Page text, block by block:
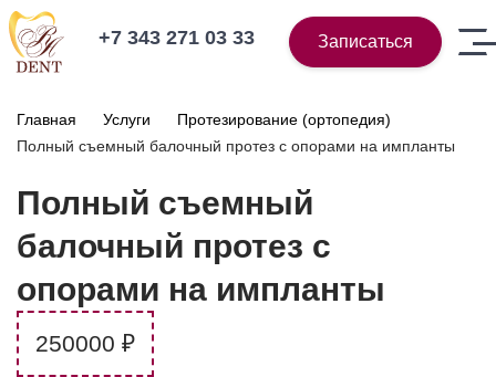
+7 343 271 03 33 Записаться
Главная Услуги
Протезирование (ортопедия)
Полный съемный балочный протез с опорами на импланты
Полный съемный
балочный протез с
опорами на импланты
250000 ₽